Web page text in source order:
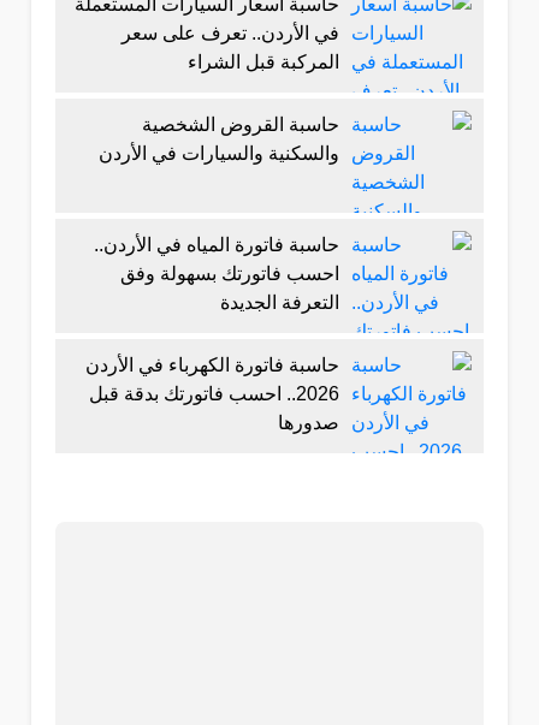
حاسبة أسعار السيارات المستعملة
في الأردن.. تعرف على سعر
المركبة قبل الشراء
حاسبة القروض الشخصية
والسكنية والسيارات في الأردن
حاسبة فاتورة المياه في الأردن..
احسب فاتورتك بسهولة وفق
التعرفة الجديدة
حاسبة فاتورة الكهرباء في الأردن
2026.. احسب فاتورتك بدقة قبل
صدورها